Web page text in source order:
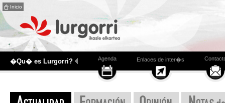
Inicio
�Qu� es Lurgorri? Agenda Enlaces de inter�s